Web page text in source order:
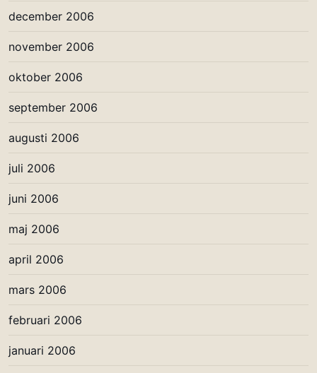
december 2006
november 2006
oktober 2006
september 2006
augusti 2006
juli 2006
juni 2006
maj 2006
april 2006
mars 2006
februari 2006
januari 2006